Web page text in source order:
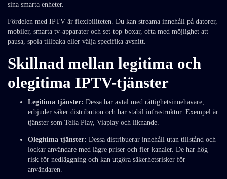
sina smarta enheter.
Fördelen med IPTV är flexibiliteten. Du kan streama innehåll på datorer,
mobiler, smarta tv-apparater och set-top-boxar, ofta med möjlighet att
pausa, spola tillbaka eller välja specifika avsnitt.
Skillnad mellan legitima och
olegitima IPTV-tjänster
Legitima tjänster: Dessa har avtal med rättighetsinnehavare,
erbjuder säker distribution och har stabil infrastruktur. Exempel är
tjänster som Telia Play, Viaplay och liknande.
Olegitima tjänster: Dessa distribuerar innehåll utan tillstånd och
lockar användare med lägre priser och fler kanaler. De har hög
risk för nedläggning och kan utgöra säkerhetsrisker för
användaren.